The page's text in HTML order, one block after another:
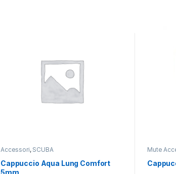
Accessori, SCUBA
Cappuccio Aqua Lung Comfort
Mute